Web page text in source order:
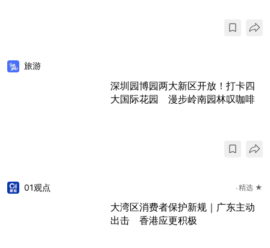
旅游
深圳园博园两大新区开放！打卡四
大国际花园 漫步岭南园林叹咖啡
01观点 精选 ★
大湾区消费者保护新规｜广东主动
出击 香港应更积极